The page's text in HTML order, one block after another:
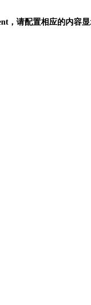
，请配置相应的内容